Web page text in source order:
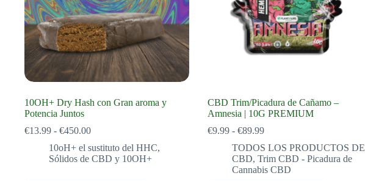
10OH+ Dry Hash con Gran aroma y
Potencia Juntos
€13.99 - €450.00Rango
precios:
desde
10oH+ el sustituto del HHC,
Sólidos de CBD y 10OH+
CBD Trim/Picadura de Cañamo –
Amnesia | 10G PREMIUM
€9.99 - €89.99Rango
precios:
desde
€9.99
TODOS LOS PRODUCTOS DE
CBD, Trim CBD - Picadura de
Cannabis CBD